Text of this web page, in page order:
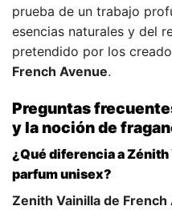
prueba de un trabajo
esencias naturales y del
pretendido por los
French Avenue.
Preguntas
y la noción de
¿Qué diferencia a
parfum unisex?
Zenith Vainilla de French